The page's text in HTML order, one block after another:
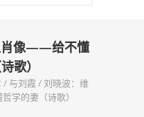
肖像——给不懂
歌）
/ 与刘霞 /刘晓波：维
学的妻（诗歌）